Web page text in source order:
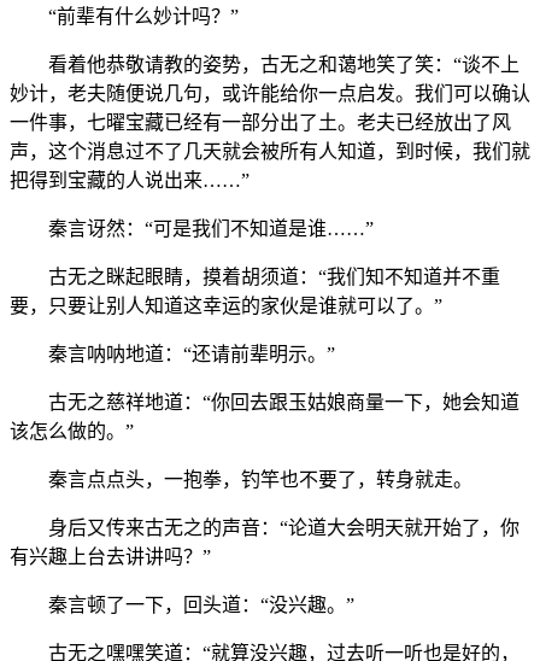
“前辈有什么妙计吗？”
看着他恭敬请教的姿势，古无之和蔼地笑了笑：“谈不上
妙计，老夫随便说几句，或许能给你一点启发。我们可以确认
一件事，七曜宝藏已经有一部分出了土。老夫已经放出了风
声，这个消息过不了几天就会被所有人知道，到时候，我们就
把得到宝藏的人说出来……”
秦言讶然：“可是我们不知道是谁……”
古无之眯起眼睛，摸着胡须道：“我们知不知道并不重
要，只要让别人知道这幸运的家伙是谁就可以了。”
秦言呐呐地道：“还请前辈明示。”
古无之慈祥地道：“你回去跟玉姑娘商量一下，她会知道
该怎么做的。”
秦言点点头，一抱拳，钓竿也不要了，转身就走。
身后又传来古无之的声音：“论道大会明天就开始了，你
有兴趣上台去讲讲吗？”
秦言顿了一下，回头道：“没兴趣。”
古无之嘿嘿笑道：“就算没兴趣，过去听一听也是好的，